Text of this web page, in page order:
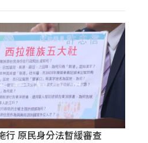
行 原民身分法暫緩審查